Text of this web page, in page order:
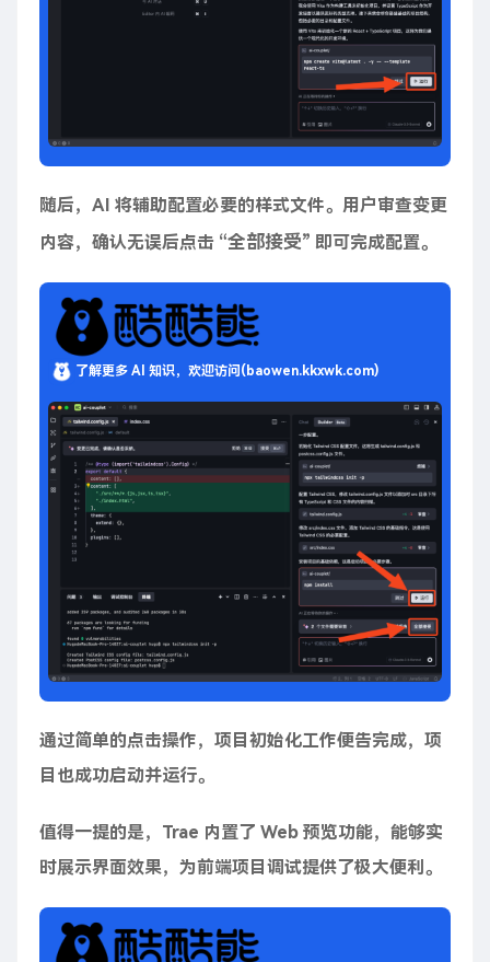
随后，AI 将辅助配置必要的样式文件。用户审查变更
内容，确认无误后点击 “全部接受” 即可完成配置。
了解更多 AI 知识，欢迎访问(baowen.kkxwk.com)
通过简单的点击操作，项目初始化工作便告完成，项
目也成功启动并运行。
值得一提的是，Trae 内置了 Web 预览功能，能够实
时展示界面效果，为前端项目调试提供了极大便利。